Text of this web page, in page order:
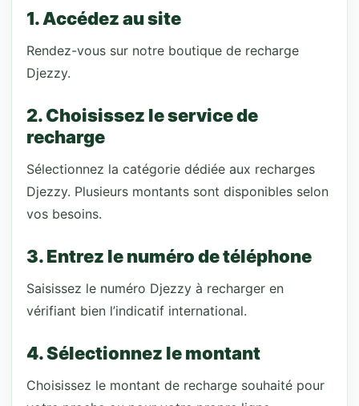
1. Accédez au site
Rendez-vous sur notre boutique de recharge
Djezzy.
2. Choisissez le service de
recharge
Sélectionnez la catégorie dédiée aux recharges
Djezzy. Plusieurs montants sont disponibles selon
vos besoins.
3. Entrez le numéro de téléphone
Saisissez le numéro Djezzy à recharger en
vérifiant bien l’indicatif international.
4. Sélectionnez le montant
Choisissez le montant de recharge souhaité pour